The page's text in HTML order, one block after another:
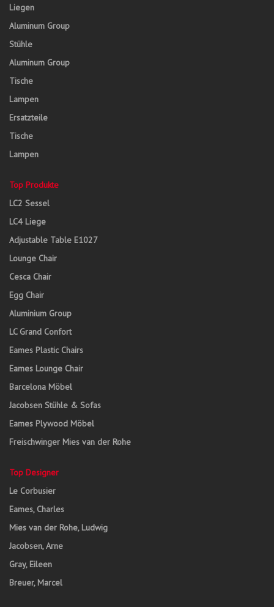
Liegen
Aluminum Group
Stühle
Aluminum Group
Tische
Lampen
Ersatzteile
Tische
Lampen
Top Produkte
LC2 Sessel
LC4 Liege
Adjustable Table E1027
Lounge Chair
Cesca Chair
Egg Chair
Aluminium Group
LC Grand Confort
Eames Plastic Chairs
Eames Lounge Chair
Barcelona Möbel
Jacobsen Stühle & Sofas
Eames Plywood Möbel
Freischwinger Mies van der Rohe
Top Designer
Le Corbusier
Eames, Charles
Mies van der Rohe, Ludwig
Jacobsen, Arne
Gray, Eileen
Breuer, Marcel